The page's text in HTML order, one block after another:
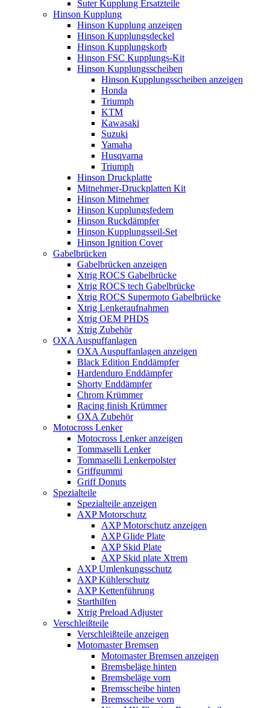
Suter Kupplung Ersatzteile
Hinson Kupplung
Hinson Kupplung anzeigen
Hinson Kupplungsdeckel
Hinson Kupplungskorb
Hinson FSC Kupplungs-Kit
Hinson Kupplungsscheiben
Hinson Kupplungsscheiben anzeigen
Honda
Triumph
KTM
Kawasaki
Suzuki
Yamaha
Husqvarna
Triumph
Hinson Druckplatte
Mitnehmer-Druckplatten Kit
Hinson Mitnehmer
Hinson Kupplungsfedern
Hinson Ruckdämpfer
Hinson Kupplungsseil-Set
Hinson Ignition Cover
Gabelbrücken
Gabelbrücken anzeigen
Xtrig ROCS Gabelbrücke
Xtrig ROCS tech Gabelbrücke
Xtrig ROCS Supermoto Gabelbrücke
Xtrig Lenkeraufnahmen
Xtrig OEM PHDS
Xtrig Zubehör
OXA Auspuffanlagen
OXA Auspuffanlagen anzeigen
Black Edition Enddämpfer
Hardenduro Enddämpfer
Shorty Enddämpfer
Chrom Krümmer
Racing finish Krümmer
OXA Zubehör
Motocross Lenker
Motocross Lenker anzeigen
Tommaselli Lenker
Tommaselli Lenkerpolster
Griffgummi
Griff Donuts
Spezialteile
Spezialteile anzeigen
AXP Motorschutz
AXP Motorschutz anzeigen
AXP Glide Plate
AXP Skid Plate
AXP Skid plate Xtrem
AXP Umlenkungsschutz
AXP Kühlerschutz
AXP Kettenführung
Starthilfen
Xtrig Preload Adjuster
Verschleißteile
Verschleißteile anzeigen
Motomaster Bremsen
Motomaster Bremsen anzeigen
Bremsbeläge hinten
Bremsbeläge vorn
Bremsscheibe hinten
Bremsscheibe vorn